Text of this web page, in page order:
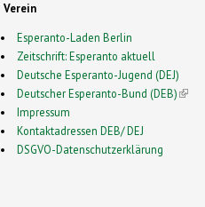
Verein
Esperanto-Laden Berlin
Zeitschrift: Esperanto aktuell
Deutsche Esperanto-Jugend (DEJ)
Deutscher Esperanto-Bund (DEB)(link
Impressum
Kontaktadressen DEB/ DEJ
DSGVO-Datenschutzerklärung